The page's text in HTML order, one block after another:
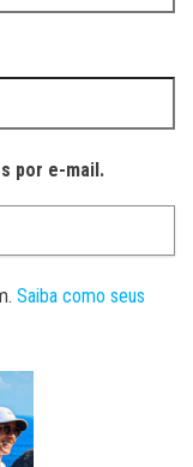
por e-mail.
Saiba como seus